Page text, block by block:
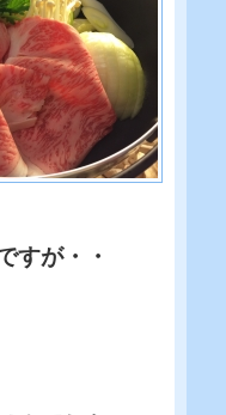
すが・・